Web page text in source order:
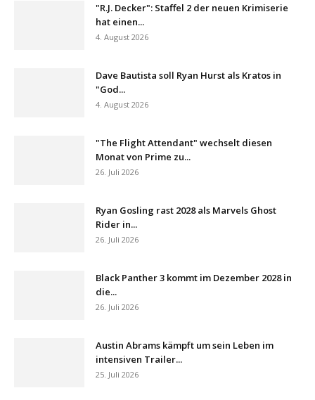
"R.J. Decker": Staffel 2 der neuen Krimiserie
hat einen...
4. August 2026
Dave Bautista soll Ryan Hurst als Kratos in
"God...
4. August 2026
"The Flight Attendant" wechselt diesen
Monat von Prime zu...
26. Juli 2026
Ryan Gosling rast 2028 als Marvels Ghost
Rider in...
26. Juli 2026
Black Panther 3 kommt im Dezember 2028 in
die...
26. Juli 2026
Austin Abrams kämpft um sein Leben im
intensiven Trailer...
25. Juli 2026